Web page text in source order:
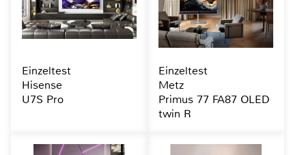
Einzeltest
Hisense
U7S Pro
Einzeltest
Metz
Primus 77 FA87 OLED
twin R